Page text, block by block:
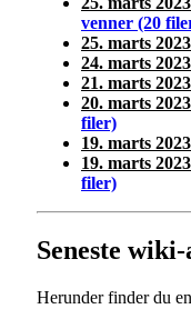
venner (20
25. marts
24. marts
21. marts
20. marts
filer)
19. marts
19. marts
filer)
Seneste
Herunder finder du